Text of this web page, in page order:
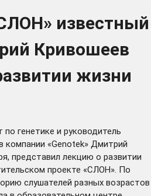
известный
Кривошеев
жизни
генетике и руководитель
компании «Genotek» Дмитрий
представил лекцию о развитии
проекте «СЛОН». По
слушателей разных возрастов